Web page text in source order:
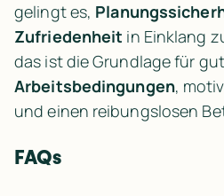
gelingt es,
Zufriedenheit in Einklang
Arbeitsbedingungen,
und einen reibungslosen
FAQs